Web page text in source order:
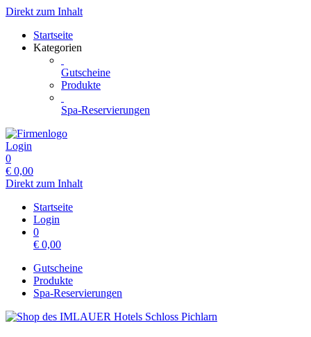
Direkt zum Inhalt
Startseite
Kategorien
Gutscheine
Produkte
Spa-Reservierungen
Login
0
€ 0,00
Direkt zum Inhalt
Startseite
Login
0
€ 0,00
Gutscheine
Produkte
Spa-Reservierungen